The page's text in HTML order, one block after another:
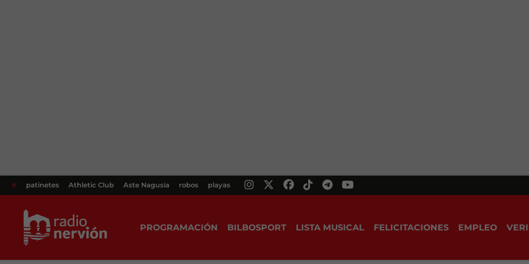
# patinetes Athletic Club Aste Nagusia robos playas
PROGRAMACIÓN BILBOSPORT LISTA MUSICAL FELICITACIONES EMPLEO